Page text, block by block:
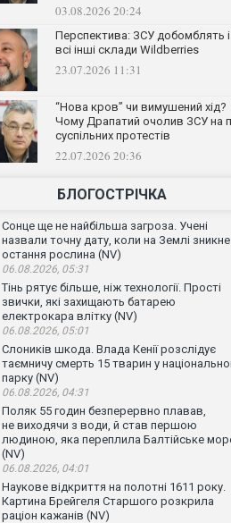
03.08.2026 20:24
Перспектива: ЗСУ добомблять і
всі інші склади Wildberries
23.07.2026 11:31
“Нова кров” чи вимушений хід?
Чому Драпатий очолив ЗСУ на
суспільних протестів
22.07.2026 20:36
БЛОГОСТРІЧКА
Сонце ще не найбільша загроза. Учені
назвали точну дату, коли на Землі зникне
остання рослина (NV)
06.08.2026, 05:31
Тінь рятує більше, ніж технології. Прості
звички, які захищають батарею
електрокара влітку (NV)
06.08.2026, 05:01
Слоників шкода. Влада Кенії розслідує
таємничу смерть 15 тварин у
парку (NV)
06.08.2026, 04:31
Поляк 55 годин безперервно плавав,
не виходячи з води, й став першою
людиною, яка переплила Балтійське
(NV)
06.08.2026, 04:01
Наукове відкриття на полотні 1611 року.
Картина Брейгеля Старшого розкрила
раціон кажанів (NV)